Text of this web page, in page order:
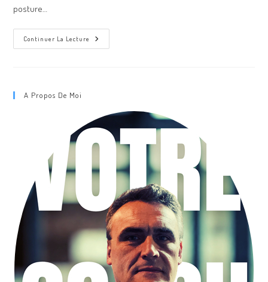
posture…
Continuer La Lecture
FLEXABILITY
TECHNOGYM
A Propos De Moi